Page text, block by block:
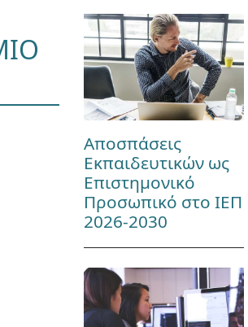
Αποσπάσεις
Εκπαιδευτικών ως
Επιστημονικό
Προσωπικό στο ΙΕΠ
2026-2030